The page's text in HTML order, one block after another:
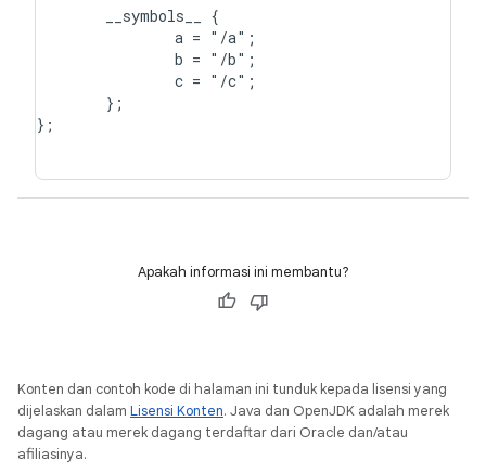
};
Apakah informasi ini membantu?
Konten dan contoh kode di halaman ini tunduk kepada lisensi yang
dijelaskan dalam Lisensi Konten. Java dan OpenJDK adalah merek
dagang atau merek dagang terdaftar dari Oracle dan/atau
afiliasinya.